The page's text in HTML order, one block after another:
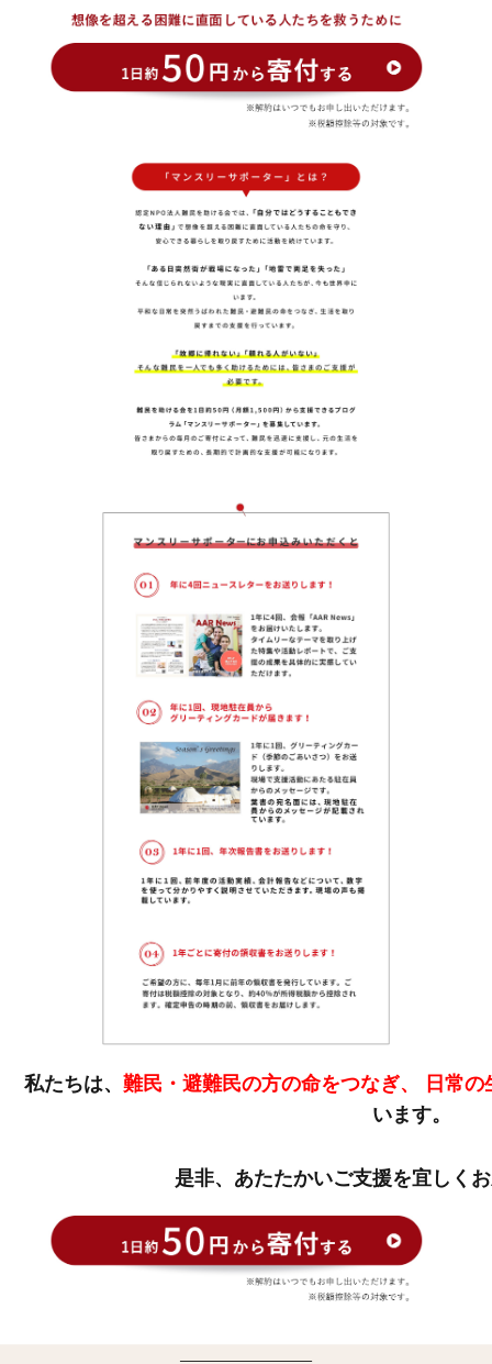
私たちは、 難民・避難民の方の命をつなぎ、
日常
います。
是非、あたたかいご支援を宜しく